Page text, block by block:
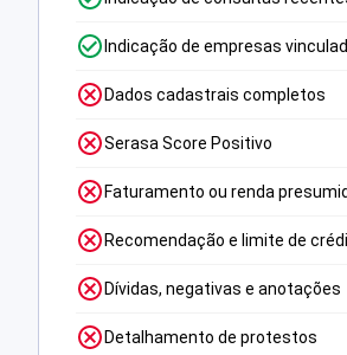
Indicação de empresas
Dados cadastrais completos
Serasa Score Positivo
Faturamento ou renda
Recomendação e limite de
Dívidas, negativas e anotações
Detalhamento de protestos